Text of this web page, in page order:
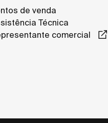
de venda
Técnica
comercial